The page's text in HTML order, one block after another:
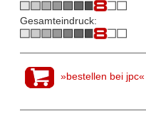
Gesamteindruck:
»bestellen bei jpc«